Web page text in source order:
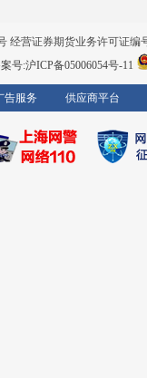
经营证券期货业务许可证编
号:沪ICP备05006054号-11
告服务 供应商平台